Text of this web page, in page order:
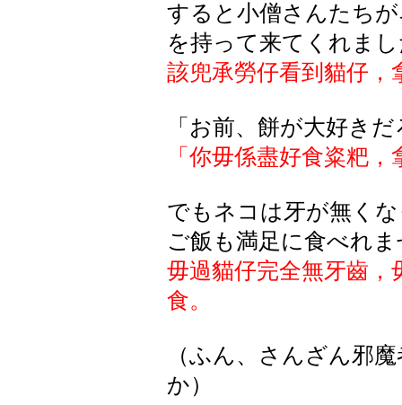
すると小僧さんたち
を持って来てくれま
該兜承勞仔看到貓仔，
「お前、餅が大好き
「你毋係盡好食粢粑，
でもネコは牙が無く
ご飯も満足に食べれ
毋過貓仔完全無牙齒，
食。
（ふん、さんざん邪
か）